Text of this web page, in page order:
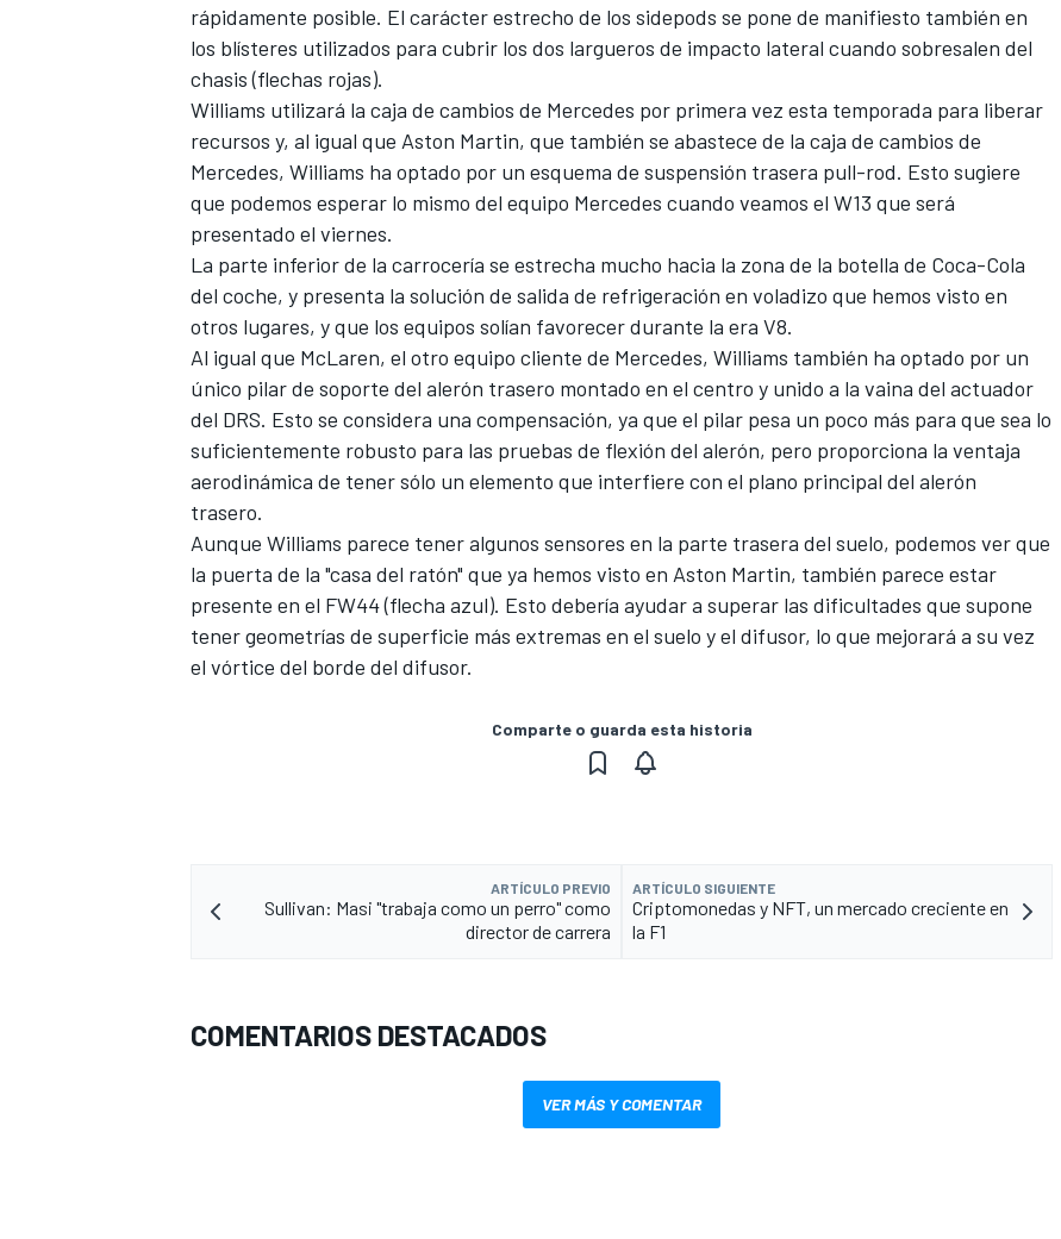
rápidamente posible. El carácter estrecho de los sidepods se pone de manifiesto también en
los blísteres utilizados para cubrir los dos largueros de impacto lateral cuando sobresalen del
chasis (flechas rojas).
Williams utilizará la caja de cambios de Mercedes por primera vez esta temporada para liberar
recursos y, al igual que Aston Martin, que también se abastece de la caja de cambios de
Mercedes, Williams ha optado por un esquema de suspensión trasera pull-rod. Esto sugiere
que podemos esperar lo mismo del equipo Mercedes cuando veamos el W13 que será
presentado el viernes.
La parte inferior de la carrocería se estrecha mucho hacia la zona de la botella de Coca-Cola
del coche, y presenta la solución de salida de refrigeración en voladizo que hemos visto en
otros lugares, y que los equipos solían favorecer durante la era V8.
Al igual que McLaren, el otro equipo cliente de Mercedes, Williams también ha optado por un
único pilar de soporte del alerón trasero montado en el centro y unido a la vaina del actuador
del DRS. Esto se considera una compensación, ya que el pilar pesa un poco más para que sea lo
suficientemente robusto para las pruebas de flexión del alerón, pero proporciona la ventaja
aerodinámica de tener sólo un elemento que interfiere con el plano principal del alerón
trasero.
Aunque Williams parece tener algunos sensores en la parte trasera del suelo, podemos ver que
la puerta de la "casa del ratón" que ya hemos visto en Aston Martin, también parece estar
presente en el FW44 (flecha azul). Esto debería ayudar a superar las dificultades que supone
tener geometrías de superficie más extremas en el suelo y el difusor, lo que mejorará a su vez
el vórtice del borde del difusor.
Comparte o guarda esta historia
ARTÍCULO PREVIO
Sullivan: Masi "trabaja como un perro" como
director de carrera
ARTÍCULO SIGUIENTE
Criptomonedas y NFT, un mercado creciente en
la F1
COMENTARIOS DESTACADOS
VER MÁS Y COMENTAR